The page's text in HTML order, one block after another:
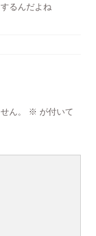
るんだよね
ん。 ※ が付いて